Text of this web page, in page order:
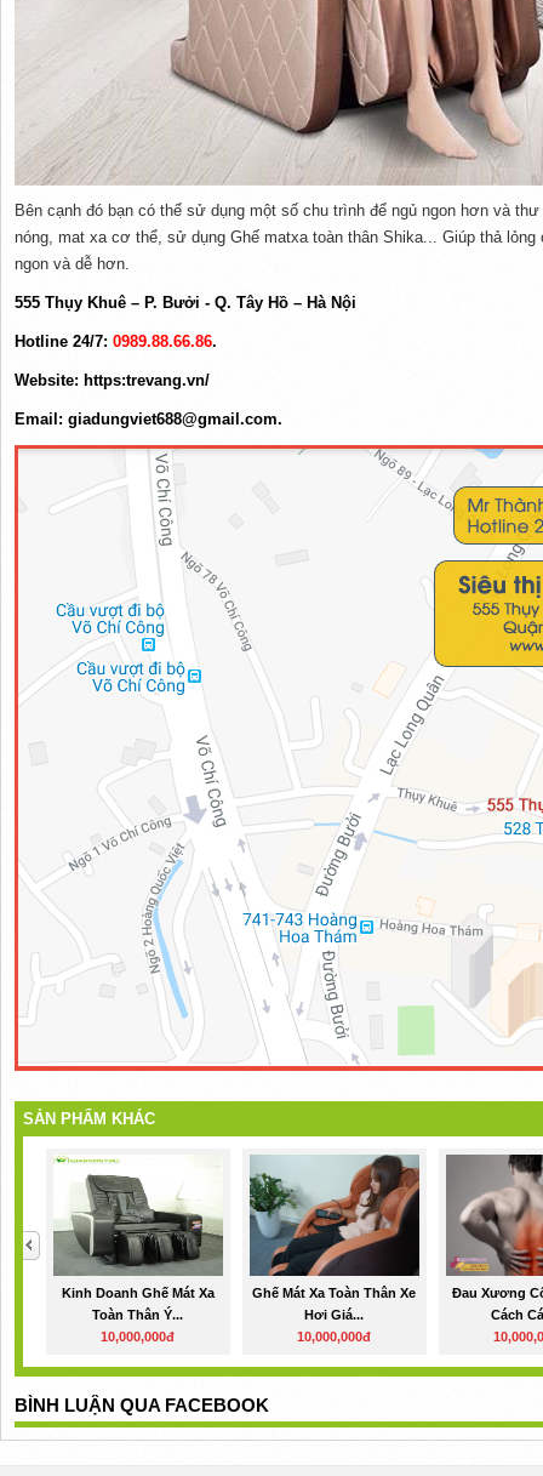
Bên cạnh đó bạn có thể sử dụng một số chu trình để ngủ ngon hơn và
nóng, mat xa cơ thể, sử dụng Ghế matxa toàn thân Shika... Giúp thả
ngon và dễ hơn.
555 Thụy Khuê – P. Bưởi - Q. Tây Hồ – Hà Nội
Hotline 24/7: 0989.88.66.86.
Website: https:trevang.vn/
Email: giadungviet688@gmail.com.
SẢN PHẨM KHÁC
Kinh Doanh Ghế Mát Xa
Toàn Thân Ý...
10,000,000đ
Ghế Mát Xa Toàn Thân Xe
Hơi Giá...
10,000,000đ
Đau Xương
Cách
BÌNH LUẬN QUA FACEBOOK